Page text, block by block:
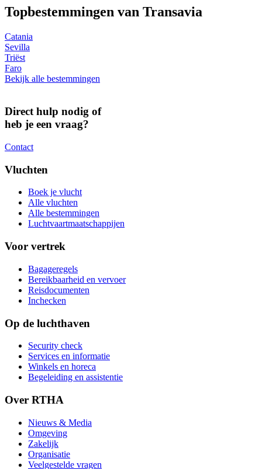
Topbestemmingen van Transavia
Catania
Sevilla
Triëst
Faro
Bekijk alle bestemmingen
Direct hulp nodig of
heb je een vraag?
Contact
Vluchten
Boek je vlucht
Alle vluchten
Alle bestemmingen
Luchtvaartmaatschappijen
Voor vertrek
Bagageregels
Bereikbaarheid en vervoer
Reisdocumenten
Inchecken
Op de luchthaven
Security check
Services en informatie
Winkels en horeca
Begeleiding en assistentie
Over RTHA
Nieuws & Media
Omgeving
Zakelijk
Organisatie
Veelgestelde vragen